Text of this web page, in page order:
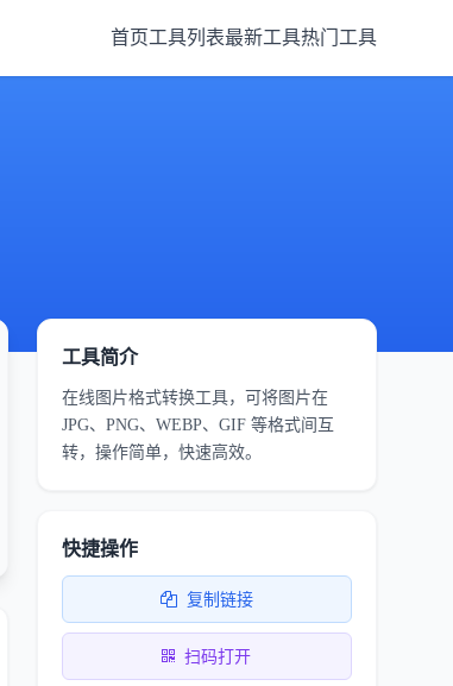
首页工具列表最新工具热门工具
工具简介
在线图片格式转换工具，可将图片在
JPG、PNG、WEBP、GIF 等格式间互
转，操作简单，快速高效。
快捷操作
复制链接
扫码打开